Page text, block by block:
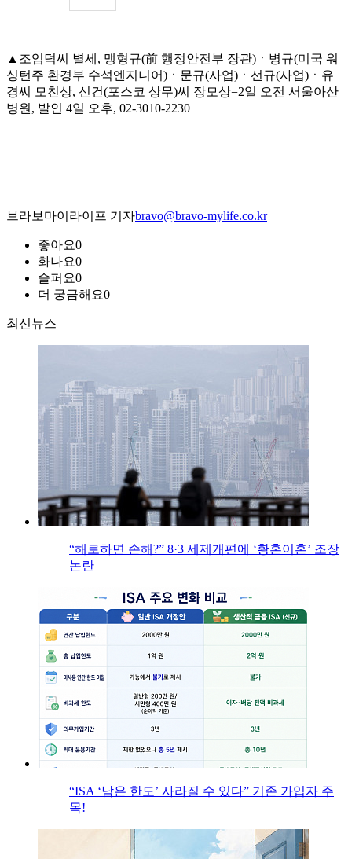
▲조임덕씨 별세, 맹형규(前 행정안전부 장관)ㆍ병규(미국 워
싱턴주 환경부 수석엔지니어)ㆍ문규(사업)ㆍ선규(사업)ㆍ유
경씨 모친상, 신건(포스코 상무)씨 장모상=2일 오전 서울아산
병원, 발인 4일 오후, 02-3010-2230
브라보마이라이프 기자bravo@bravo-mylife.co.kr
좋아요0
화나요0
슬퍼요0
더 궁금해요0
최신뉴스
“해로하면 손해?” 8·3 세제개편에 ‘황혼이혼’ 조장
논란
“ISA ‘남은 한도’ 사라질 수 있다” 기존 가입자 주
목!